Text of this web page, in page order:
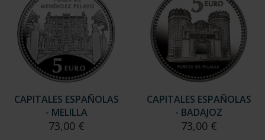
CAPITALES ESPAÑOLAS
- MELILLA
73,00 €
CAPITALES ESPAÑOLAS
- BADAJOZ
73,00 €